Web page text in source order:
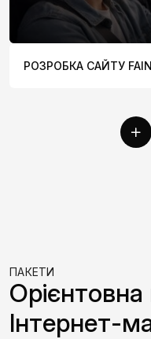
РОЗРОБКА САЙТУ
ПАКЕТИ
Орієнтовна
Інтернет-